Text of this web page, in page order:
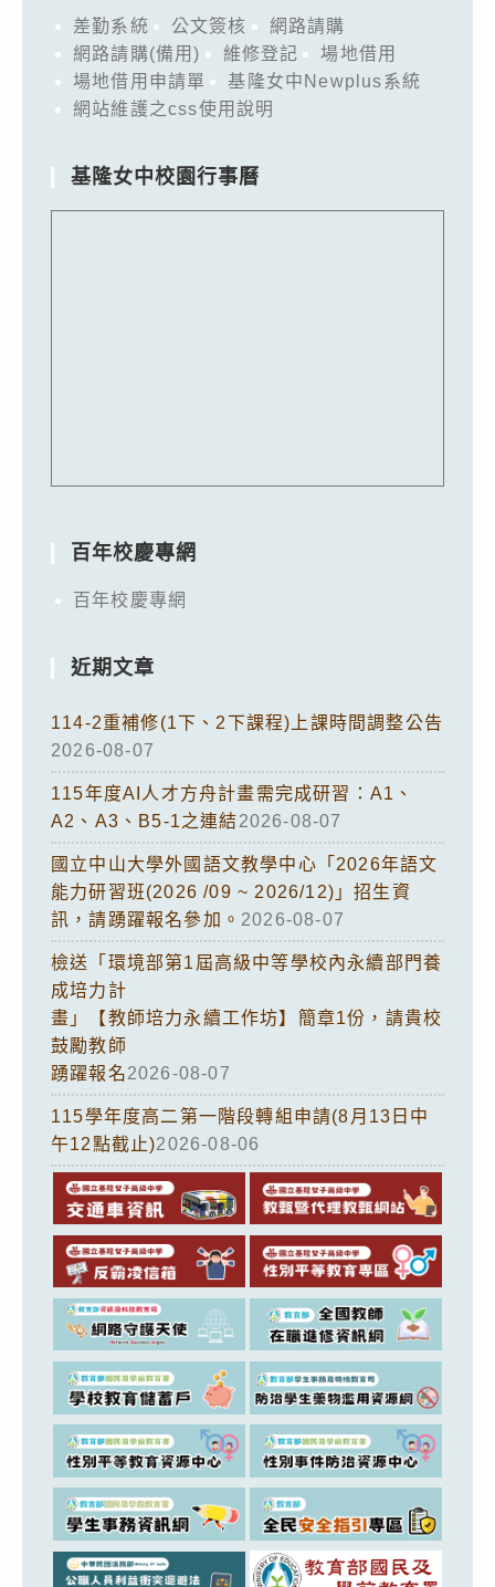
差勤系統 公文簽核
網路請購
網路請購(備用)
維修登記
場地借用
場地借用申請單
基隆女中Newplus系統
網站維護之css使用說明
基隆女中校園行事曆
百年校慶專網
百年校慶專網
近期文章
114-2重補修(1下、2下課程)上課時間調整公告
2026-08-07
115年度AI人才方舟計畫需完成研習：A1、
A2、A3、B5-1之連結2026-08-07
國立中山大學外國語文教學中心「2026年語文
能力研習班(2026 /09 ~ 2026/12)」招生資
訊，請踴躍報名參加。 2026-08-07
檢送「環境部第1屆高級中等學校內永續部門養
成培力計
畫」【教師培力永續工作坊】簡章1份，請貴校
鼓勵教師
踴躍報名2026-08-07
115學年度高二第一階段轉組申請(8月13日中
午12點截止)2026-08-06